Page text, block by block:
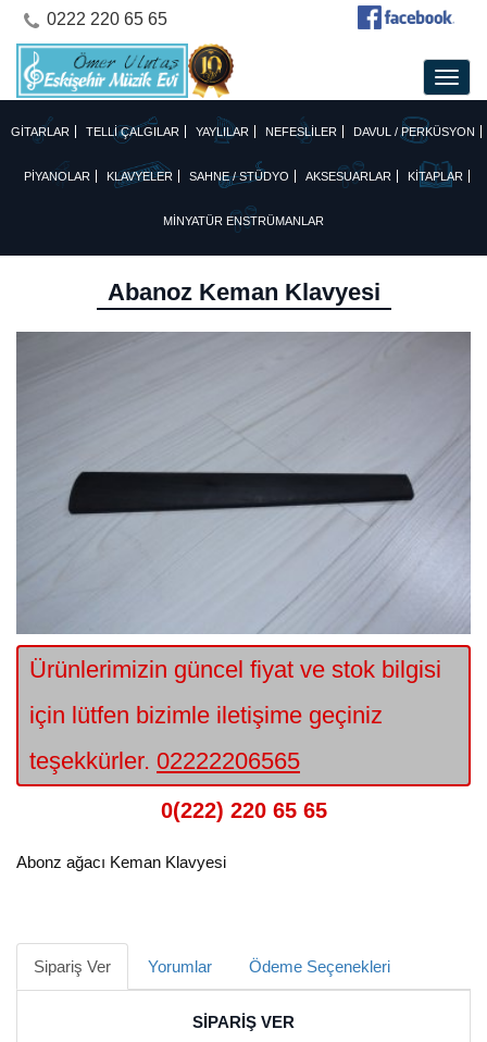
0222 220 65 65
GİTARLAR TELLİ ÇALGILAR YAYLILAR NEFESLİLER DAVUL / PERKÜSYON
PİYANOLAR KLAVYELER SAHNE / STÜDYO AKSESUARLAR KİTAPLAR
MİNYATÜR ENSTRÜMANLAR
Abanoz Keman Klavyesi
Ürünlerimizin güncel fiyat ve stok bilgisi
için lütfen bizimle iletişime geçiniz
teşekkürler. 02222206565
0(222) 220 65 65
Abonz ağacı Keman Klavyesi
Sipariş Ver Yorumlar Ödeme Seçenekleri
SİPARİŞ VER